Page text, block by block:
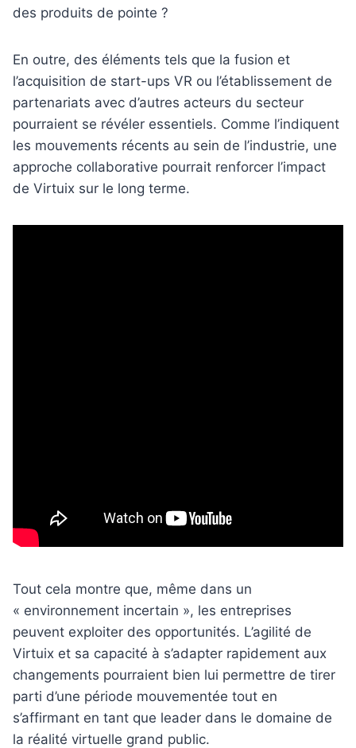
des produits de pointe ?
En outre, des éléments tels que la fusion et
l’acquisition de start-ups VR ou l’établissement de
partenariats avec d’autres acteurs du secteur
pourraient se révéler essentiels. Comme l’indiquent
les mouvements récents au sein de l’industrie, une
approche collaborative pourrait renforcer l’impact
de Virtuix sur le long terme.
Tout cela montre que, même dans un
« environnement incertain », les entreprises
peuvent exploiter des opportunités. L’agilité de
Virtuix et sa capacité à s’adapter rapidement aux
changements pourraient bien lui permettre de tirer
parti d’une période mouvementée tout en
s’affirmant en tant que leader dans le domaine de
la réalité virtuelle grand public.